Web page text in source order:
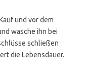
und vor dem
wasche ihn bei
schließen
die Lebensdauer.